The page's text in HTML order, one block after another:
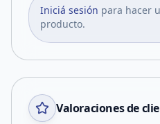
Iniciá sesión para hacer
producto.
Valoraciones de